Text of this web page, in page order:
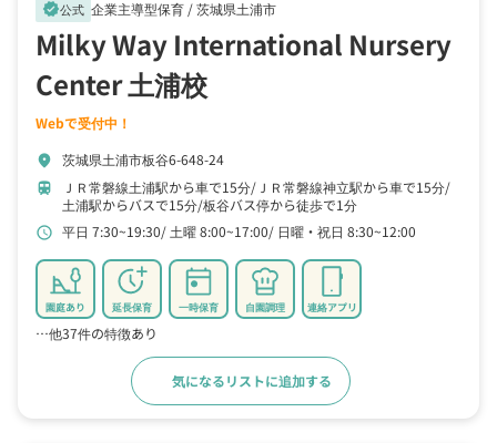
verified公式 企業主導型保育 /茨城県土浦市
Milky Way International Nursery
Center 土浦校
Webで受付中！
location_on 茨城県土浦市板谷6-648-24
train ＪＲ常磐線土浦駅から車で15分
ＪＲ常磐線神立駅から車で15分
土浦駅からバスで15分 板谷バス停から徒歩で1分
schedule 平日 7:30~19:30 土曜 8:00~17:00 日曜・祝日 8:30~12:00
園庭あり 延長保育 一時保育 自園調理 連絡アプリ
…他37件の特徴あり
気になるリストに追加する